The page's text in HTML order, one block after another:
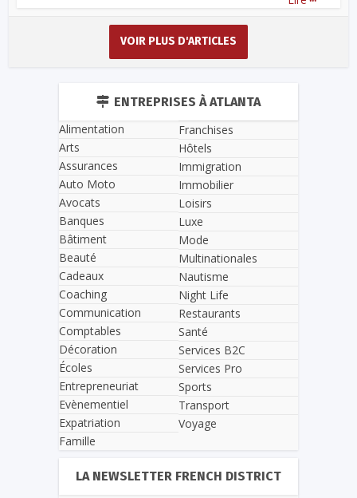
VOIR PLUS D'ARTICLES
ENTREPRISES À ATLANTA
Alimentation
Arts
Assurances
Auto Moto
Avocats
Banques
Bâtiment
Beauté
Cadeaux
Coaching
Communication
Comptables
Décoration
Écoles
Entrepreneuriat
Evènementiel
Expatriation
Famille
Franchises
Hôtels
Immigration
Immobilier
Loisirs
Luxe
Mode
Multinationales
Nautisme
Night Life
Restaurants
Santé
Services B2C
Services Pro
Sports
Transport
Voyage
LA NEWSLETTER FRENCH DISTRICT